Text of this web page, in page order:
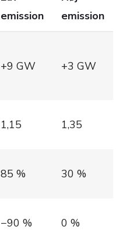
emission
emission
+9 GW +3 GW
1,15 1,35
85 % 30 %
−90 % 0 %